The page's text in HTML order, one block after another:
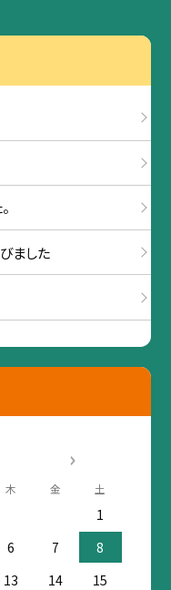
ました
木 金 土
1
6 7
8
13 14
15